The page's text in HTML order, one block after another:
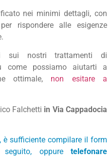
nei minimi dettagli, con
rispondere alle esigenze
sui nostri trattamenti di
come possiamo aiutarti a
ottimale, non esitare a
Falchetti in Via Cappadocia
è sufficiente compilare il form
oppure telefonare